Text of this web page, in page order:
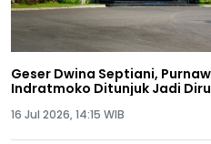
Geser Dwina Septiani,
Indratmoko Ditunjuk Jadi Dirut
16 Jul 2026, 14:15 WIB